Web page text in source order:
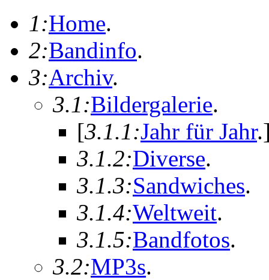
1:Home.
2:Bandinfo.
3:Archiv.
3.1:Bildergalerie.
[3.1.1:Jahr für Jahr.
3.1.2:Diverse.
3.1.3:Sandwiches.
3.1.4:Weltweit.
3.1.5:Bandfotos.
3.2:MP3s.